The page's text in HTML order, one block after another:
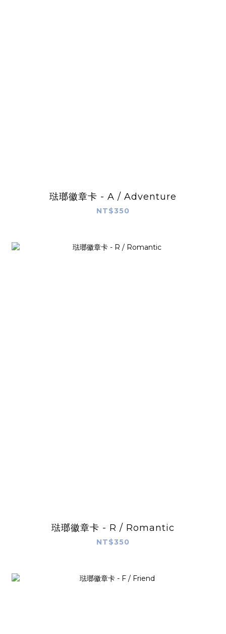
琺瑯徽章卡 - A / Adventure
NT$350
琺瑯徽章卡 - R / Romantic
NT$350